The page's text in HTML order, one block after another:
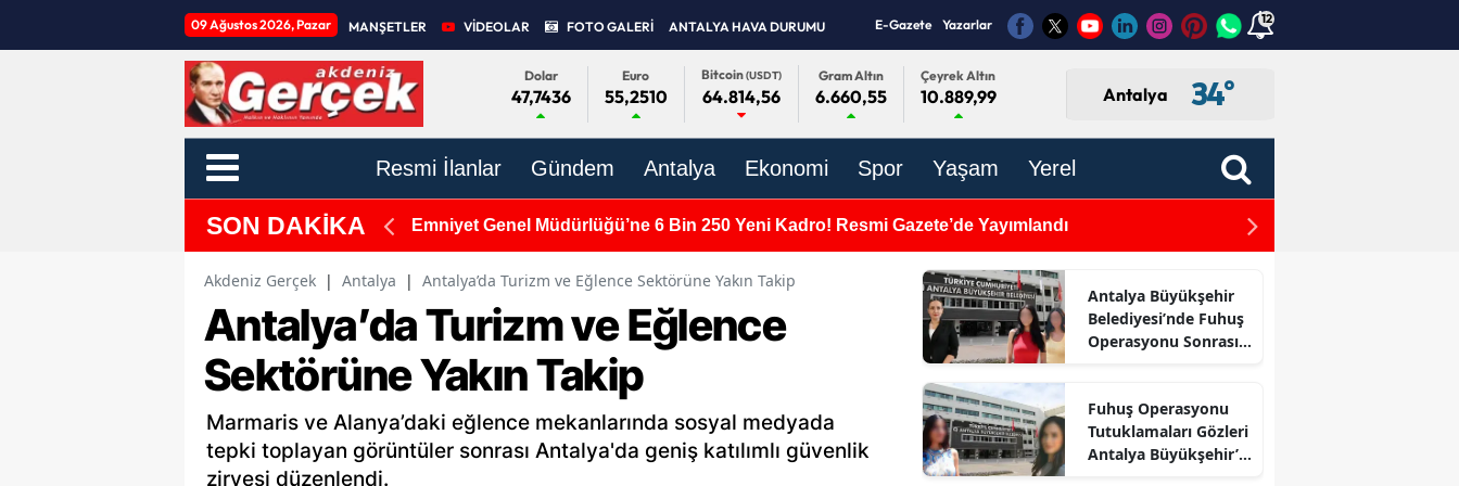
09 Ağustos 2026, Pazar MANŞETLER VİDEOLAR FOTO GALERİ ANTALYA HAVA DURUMU E-Gazete Yazarlar 12
Dolar
47,7436
Euro
55,2510
Bitcoin(USDT)
64.814,56
Gram Altın
6.660,55
Çeyrek Altın
10.889,99 Antalya 34°
Resmi İlanlar Gündem Antalya Ekonomi Spor Yaşam Yerel
SON DAKİKA Emniyet Genel Müdürlüğü’ne 6 Bin 250 Yeni Kadro! Resmi Gazete’de Yayımlandı Minikler Direksiyon
Akdeniz Gerçek | Antalya | Antalya’da Turizm ve Eğlence Sektörüne Yakın Takip
Antalya’da Turizm ve Eğlence
Sektörüne Yakın Takip
Marmaris ve Alanya’daki eğlence mekanlarında sosyal medyada
tepki toplayan görüntüler sonrası Antalya'da geniş katılımlı güvenlik
zirvesi düzenlendi.
Antalya Büyükşehir
Belediyesi’nde Fuhuş
Operasyonu Sonrası
Fuhuş Operasyonu
Tutuklamaları Gözleri
Antalya Büyükşehir’e